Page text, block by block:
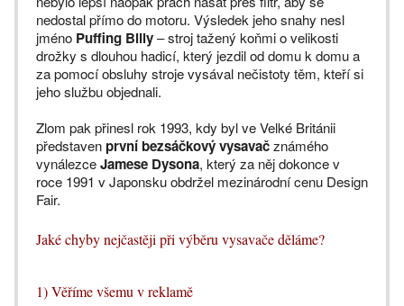
nedostal přímo do motoru. Výsledek jeho snahy nesl
jméno Puffing Billy– stroj tažený koňmi o velikosti
drožky s dlouhou hadicí, který jezdil od domu k domu a
za pomocí obsluhy stroje vysával nečistoty těm, kteří si
jeho službu objednali.
Zlom pak přinesl rok 1993, kdy byl ve Velké Británii
představenprvní bezsáčkový vysavačznámého
vynálezceJamese Dysona, který za něj dokonce v
roce 1991 v Japonsku obdržel mezinárodní cenu Design
Fair.
Jaké chyby nejčastěji při výběru vysavače děláme?
1) Věříme všemu v reklamě